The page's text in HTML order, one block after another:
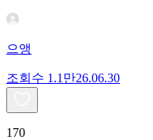
으앵
조회수 1.1만26.06.30
170